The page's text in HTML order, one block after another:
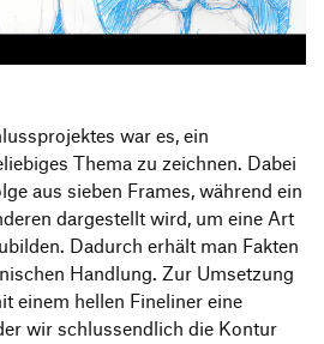
war es, ein
Thema zu zeichnen. Dabei
aus sieben Frames, während ein
dargestellt wird, um eine Art
Dadurch erhält man Fakten
Handlung. Zur Umsetzung
einem hellen Fineliner eine
wir schlussendlich die Kontur